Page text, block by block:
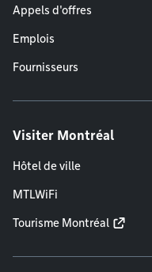
Appels d'offres
Emplois
Fournisseurs
Visiter Montréal
Hôtel de ville
MTLWiFi
Tourisme Montréal